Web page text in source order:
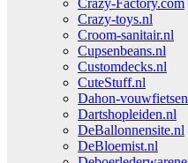
Crazy-Factory.com
Crazy-toys.nl
Croom-sanitair.nl
Cupsenbeans.nl
Customdecks.nl
CuteStuff.nl
Dahon-
Dartshopleiden.nl
DeBallonnensite.nl
DeBloemist.nl